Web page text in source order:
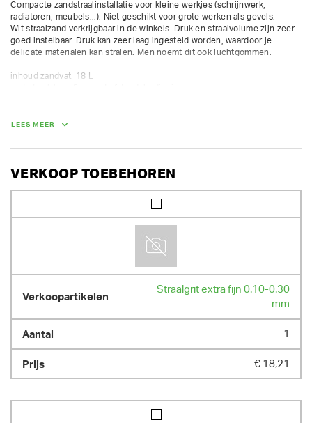
Compacte zandstraalinstallatie voor kleine werkjes (schrijnwerk,
radiatoren, meubels...). Niet geschikt voor grote werken als gevels.
Wit straalzand verkrijgbaar in de winkels. Druk en straalvolume zijn zeer
goed instelbaar. Druk kan zeer laag ingesteld worden, waardoor je
delicate materialen kan stralen. Men noemt dit ook luchtgommen.
inhoud zandvat: 18 L
druk regelbaar van 0.5 tot 7 bar met compressor 1000L/min
LEES MEER
VERKOOP TOEBEHOREN
Straalgrit extra fijn 0.10-0.30
mm
1
€ 18,21